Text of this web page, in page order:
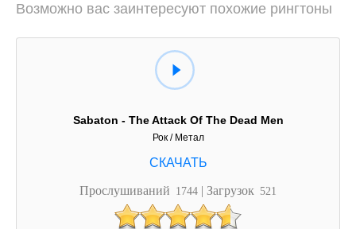
Возможно вас заинтересуют похожие рингтоны
Sabaton - The Attack Of The Dead Men
Рок / Метал
Прослушиваний 1744 | Загрузок 521